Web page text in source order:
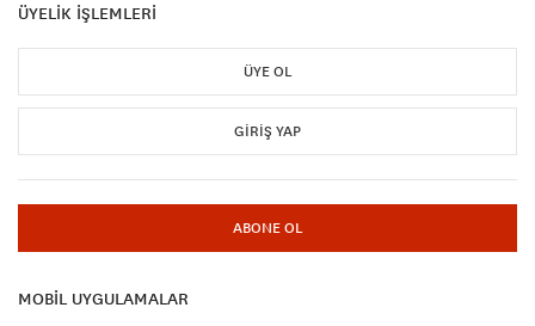
ÜYELİK İŞLEMLERİ
ÜYE OL
GIRIŞ YAP
ABONE OL
MOBİL UYGULAMALAR